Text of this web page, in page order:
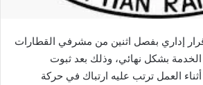
إداري بفصل اثنين من مشرفي القطارات
الخدمة بشكل نهائي، وذلك بعد ثبوت
أثناء العمل ترتب عليه ارتباك في حركة